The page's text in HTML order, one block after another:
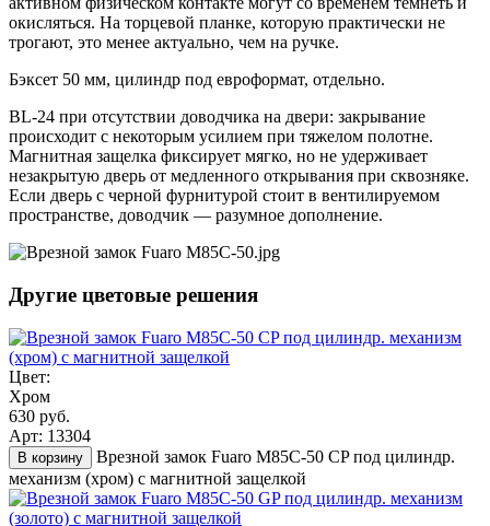
окисляться. На торцевой планке, которую практически не
трогают, это менее актуально, чем на ручке.
Бэксет 50 мм, цилиндр под евроформат, отдельно.
BL-24 при отсутствии доводчика на двери: закрывание
происходит с некоторым усилием при тяжелом полотне.
Магнитная защелка фиксирует мягко, но не удерживает
незакрытую дверь от медленного открывания при сквозняке.
Если дверь с черной фурнитурой стоит в вентилируемом
пространстве, доводчик — разумное дополнение.
Другие цветовые решения
Цвет:
Хром
630 руб.
Арт: 13304
В корзину
Врезной замок Fuaro M85C-50 CP под цилиндр.
механизм (хром) с магнитной защелкой